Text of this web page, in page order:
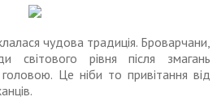
чудова традиція. Броварчани,
світового рівня після змагань
головою. Це ніби то привітання від